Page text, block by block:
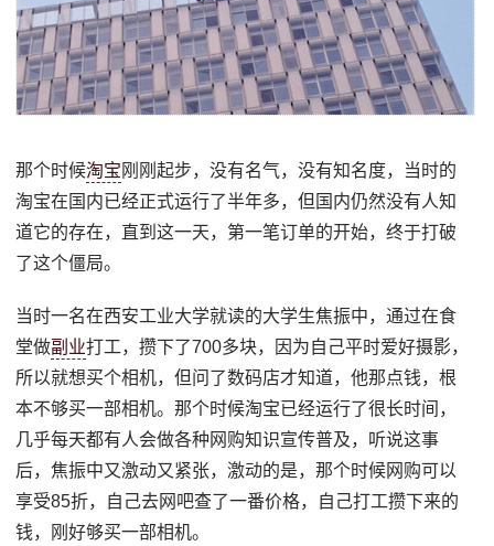
那个时候淘宝刚刚起步，没有名气，没有知名度，当时的
淘宝在国内已经正式运行了半年多，但国内仍然没有人知
道它的存在，直到这一天，第一笔订单的开始，终于打破
了这个僵局。
当时一名在西安工业大学就读的大学生焦振中，通过在食
堂做副业打工，攒下了700多块，因为自己平时爱好摄影，
所以就想买个相机，但问了数码店才知道，他那点钱，根
本不够买一部相机。那个时候淘宝已经运行了很长时间，
几乎每天都有人会做各种网购知识宣传普及，听说这事
后，焦振中又激动又紧张，激动的是，那个时候网购可以
享受85折，自己去网吧查了一番价格，自己打工攒下来的
钱，刚好够买一部相机。